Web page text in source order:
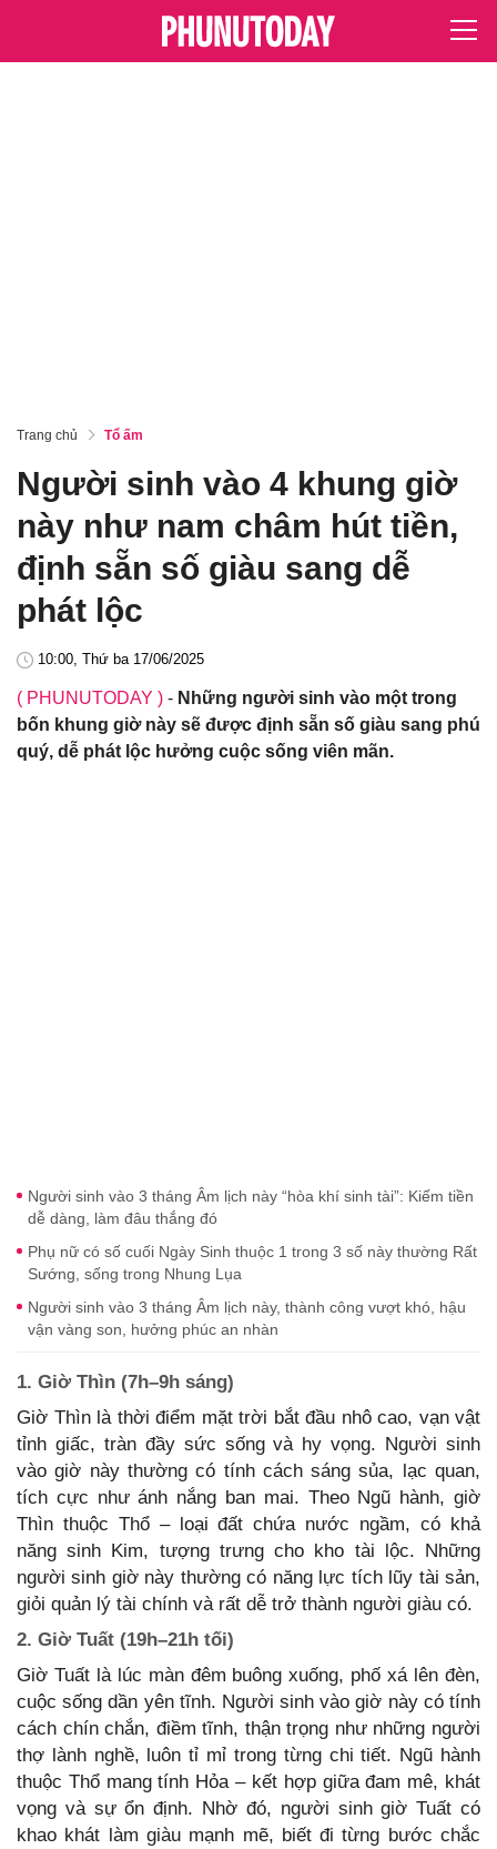
Trang chủ Tổ ấm
Người sinh vào 4 khung giờ
này như nam châm hút tiền,
định sẵn số giàu sang dễ
phát lộc
10:00, Thứ ba 17/06/2025
( PHUNUTODAY ) - Những người sinh vào một trong
bốn khung giờ này sẽ được định sẵn số giàu sang phú
quý, dễ phát lộc hưởng cuộc sống viên mãn.
Người sinh vào 3 tháng Âm lịch này “hòa khí sinh tài”: Kiếm tiền
dễ dàng, làm đâu thắng đó
Phụ nữ có số cuối Ngày Sinh thuộc 1 trong 3 số này thường Rất
Sướng, sống trong Nhung Lụa
Người sinh vào 3 tháng Âm lịch này, thành công vượt khó, hậu
vận vàng son, hưởng phúc an nhàn
1. Giờ Thìn (7h–9h sáng)
Giờ Thìn là thời điểm mặt trời bắt đầu nhô cao, vạn vật
tỉnh giấc, tràn đầy sức sống và hy vọng. Người sinh
vào giờ này thường có tính cách sáng sủa, lạc quan,
tích cực như ánh nắng ban mai. Theo Ngũ hành, giờ
Thìn thuộc Thổ – loại đất chứa nước ngầm, có khả
năng sinh Kim, tượng trưng cho kho tài lộc. Những
người sinh giờ này thường có năng lực tích lũy tài sản,
giỏi quản lý tài chính và rất dễ trở thành người giàu có.
2. Giờ Tuất (19h–21h tối)
Giờ Tuất là lúc màn đêm buông xuống, phố xá lên đèn,
cuộc sống dần yên tĩnh. Người sinh vào giờ này có tính
cách chín chắn, điềm tĩnh, thận trọng như những người
thợ lành nghề, luôn tỉ mỉ trong từng chi tiết. Ngũ hành
thuộc Thổ mang tính Hỏa – kết hợp giữa đam mê, khát
vọng và sự ổn định. Nhờ đó, người sinh giờ Tuất có
khao khát làm giàu mạnh mẽ, biết đi từng bước chắc